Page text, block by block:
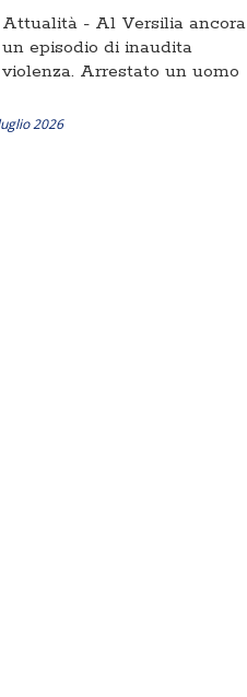
Attualità - Al Versilia ancora
un episodio di inaudita
violenza. Arrestato un uomo
2026